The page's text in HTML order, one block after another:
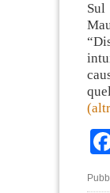
Sul